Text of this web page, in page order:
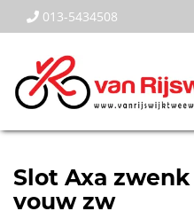
013-5434508
Slot Axa
vouw zw